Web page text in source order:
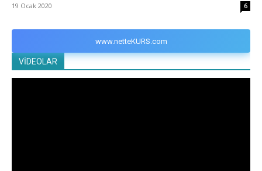
19 Ocak 2020 6
www.netteKURS.com
VİDEOLAR